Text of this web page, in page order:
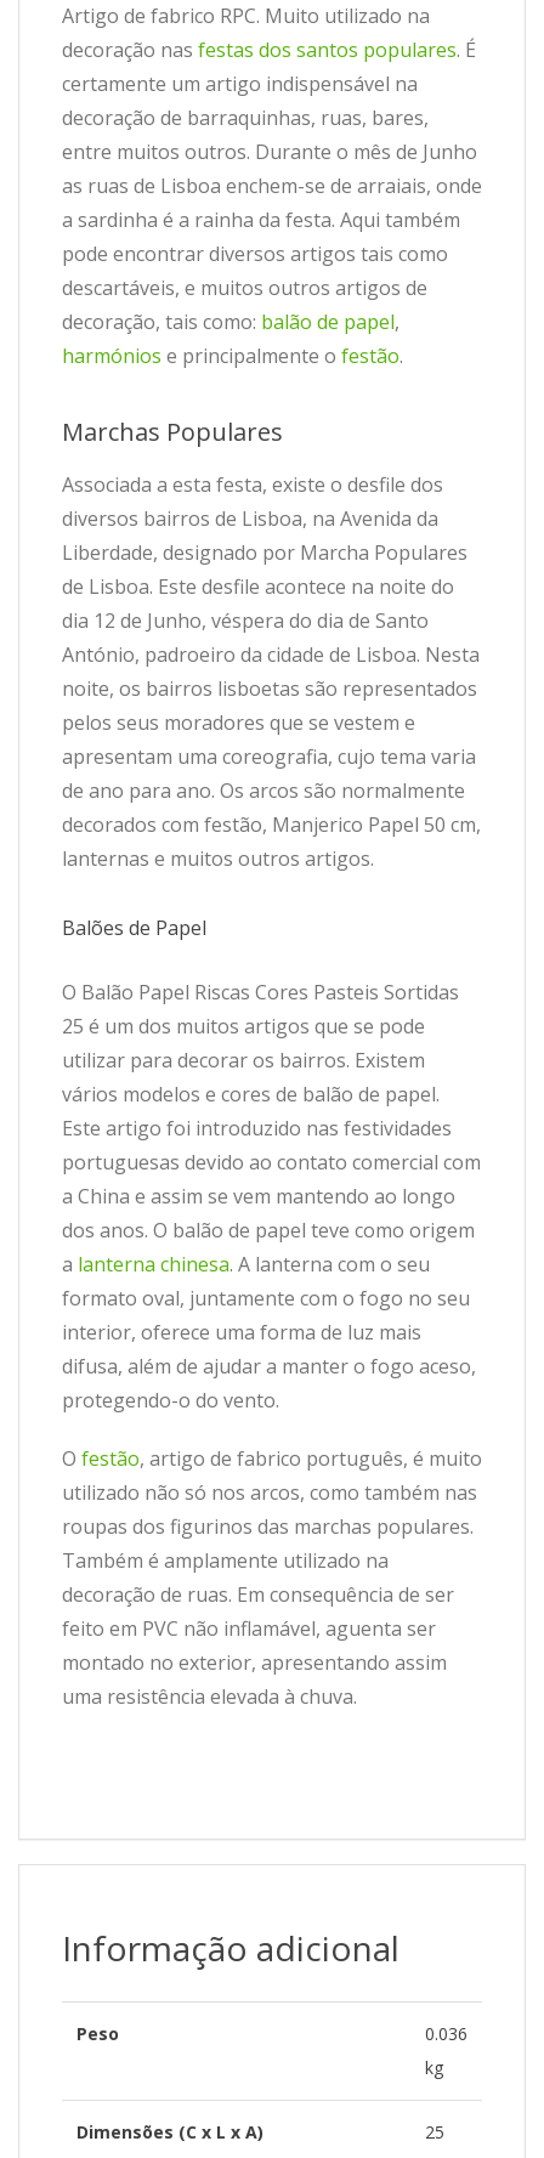
Artigo de fabrico RPC. Muito utilizado na
decoração nas festas dos santos populares. É
certamente um artigo indispensável na
decoração de barraquinhas, ruas, bares,
entre muitos outros. Durante o mês de Junho
as ruas de Lisboa enchem-se de arraiais, onde
a sardinha é a rainha da festa. Aqui também
pode encontrar diversos artigos tais como
descartáveis, e muitos outros artigos de
decoração, tais como: balão de papel,
harmónios e principalmente o festão.
Marchas Populares
Associada a esta festa, existe o desfile dos
diversos bairros de Lisboa, na Avenida da
Liberdade, designado por Marcha Populares
de Lisboa. Este desfile acontece na noite do
dia 12 de Junho, véspera do dia de Santo
António, padroeiro da cidade de Lisboa. Nesta
noite, os bairros lisboetas são representados
pelos seus moradores que se vestem e
apresentam uma coreografia, cujo tema varia
de ano para ano. Os arcos são normalmente
decorados com festão, Manjerico Papel 50 cm,
lanternas e muitos outros artigos.
Balões de Papel
O Balão Papel Riscas Cores Pasteis Sortidas
25 é um dos muitos artigos que se pode
utilizar para decorar os bairros. Existem
vários modelos e cores de balão de papel.
Este artigo foi introduzido nas festividades
portuguesas devido ao contato comercial com
a China e assim se vem mantendo ao longo
dos anos. O balão de papel teve como origem
a lanterna chinesa. A lanterna com o seu
formato oval, juntamente com o fogo no seu
interior, oferece uma forma de luz mais
difusa, além de ajudar a manter o fogo aceso,
protegendo-o do vento.
O festão, artigo de fabrico português, é muito
utilizado não só nos arcos, como também nas
roupas dos figurinos das marchas populares.
Também é amplamente utilizado na
decoração de ruas. Em consequência de ser
feito em PVC não inflamável, aguenta ser
montado no exterior, apresentando assim
uma resistência elevada à chuva.
Informação adicional
Peso
0.036
kg
Dimensões (C x L x A)
25